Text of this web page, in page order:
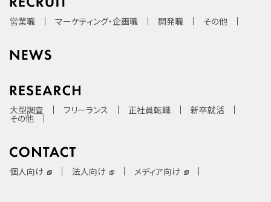
営業職 マーケティング・企画職 開発職 その他
大型調査 フリーランス 正社員転職 新卒就活
その他
個人向け 法人向け メディア向け